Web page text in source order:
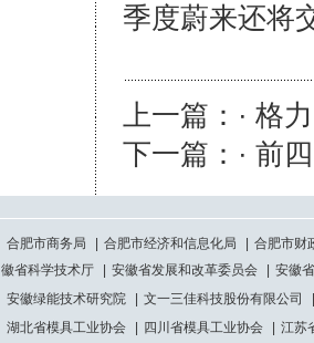
季度蔚来还将
上一篇：· 格
下一篇：· 前
合肥市商务局 合肥市经济和信息化局
合肥市财
徽省科学技术厅
安徽省发展和改革委员会 安徽
安徽绿能技术研究院 文一三佳科技股份有限公司
湖北省模具工业协会 四川省模具工业协会
江苏